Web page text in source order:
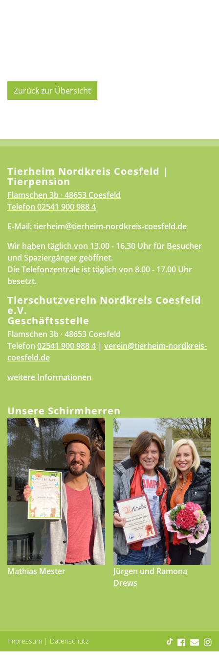
Zurück zur Übersicht
Tierheim Nordkreis Coesfeld |
Tierpension
Flamschen 3b · 48653 Coesfeld
Telefon 02541 900 988 4
E-Mail:tierheim@tierheim-nordkreis-coesfeld.de
Wir haben täglich von 13.00 - 16.30 Uhr für Besucher
und Spaziergänger geöffnet.
Die Telefonzentrale ist täglich von 8.00 - 17.00 Uhr
besetzt.
Tierschutzverein Nordkreis Coesfeld
e.V.
Geschäftsstelle
Flamschen 3b · 48653 Coesfeld
Telefon 02541 900 988 4 | verein@tierheim-nordkreis-
coesfeld.de
weitere Informationen
Unsere Schirmherren
Mathias Mester
Jürgen und Ramona
Drews
Impressum | Datenschutz